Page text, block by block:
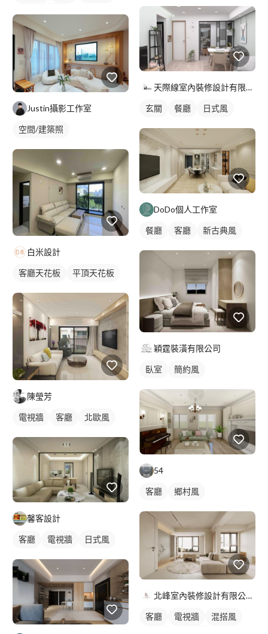
客廳燈光設計
Justin攝影工作室
空間/建築照
白米設計
客廳天花板 平頂天花板
陳瑩芳
電視牆 客廳 北歐風
馨客設計
客廳 電視牆 日式風
天際線室內裝修設計有限公司
玄關 餐廳 日式風
DoDo個人工作室
餐廳 客廳 新古典風
穎霆裝潢有限公司
臥室 簡約風
54
客廳 鄉村風
北峰室內裝修設計有限公司 LI&LI design
客廳 電視牆
混搭風